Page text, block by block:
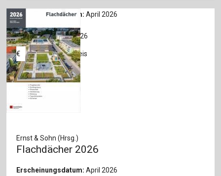
Erscheinungsdatum: April 2026
Sprache:
Bestell-Nr.:5091 0126
€ 36,00
Print-Preis
Ernst & Sohn (Hrsg.)
Flachdächer 2026
Erscheinungsdatum: April 2026